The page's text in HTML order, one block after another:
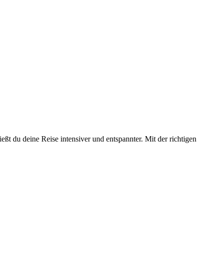
du deine Reise intensiver und entspannter. Mit der richtigen